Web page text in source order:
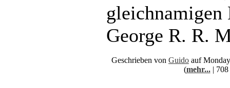
gleichnamigen
George R. R.
Geschrieben von Guido auf
(mehr...| 708